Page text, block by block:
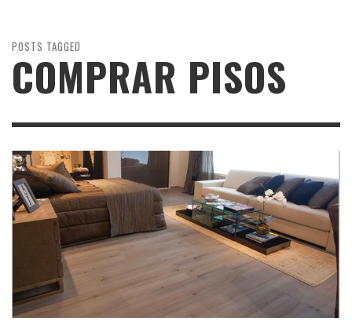
POSTS TAGGED
COMPRAR PISOS